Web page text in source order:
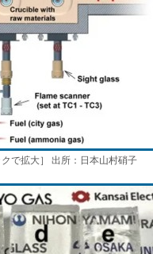
で拡大］ 出所：日本山村硝子